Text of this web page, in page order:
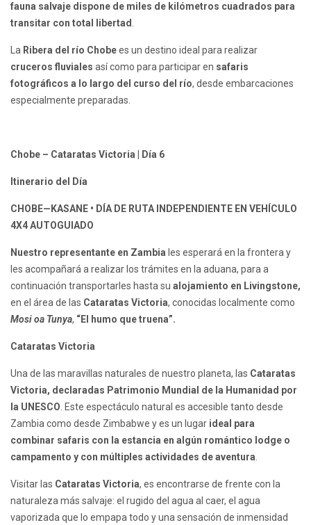
fauna salvaje dispone de miles de kilómetros cuadrados para
transitar con total libertad.
La Ribera del río Chobees un destino ideal para realizar
cruceros fluviales así como para participar en safaris
fotográficos a lo largo del curso del río, desde embarcaciones
especialmente preparadas.
Chobe – Cataratas Victoria | Día 6
Itinerario del Día
CHOBE—KASANE • DÍA DE RUTA INDEPENDIENTE EN VEHÍCULO
4X4 AUTOGUIADO
Nuestro representante en Zambia les esperará en la frontera y
les acompañará a realizar los trámites en la aduana, para a
continuación transportarles hasta su alojamiento en Livingstone,
en el área de las Cataratas Victoria, conocidas localmente como
Mosi oa Tunya, “El humo que truena”.
Cataratas Victoria
Una de las maravillas naturales de nuestro planeta, las Cataratas
Victoria, declaradas Patrimonio Mundial de la Humanidad por
la UNESCO. Este espectáculo natural es accesible tanto desde
Zambia como desde Zimbabwe y es un lugar ideal para
combinar safaris con la estancia en algún romántico lodge o
campamento y con múltiples actividades de aventura.
Visitar las Cataratas Victoria, es encontrarse de frente con la
naturaleza más salvaje: el rugido del agua al caer, el agua
vaporizada que lo empapa todo y una sensación de inmensidad